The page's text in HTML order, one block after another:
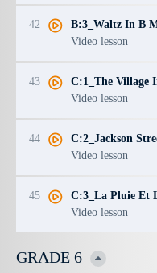
42
B:3_Waltz In B
Video lesson
43
C:1_The Village
Video lesson
44
C:2_Jackson
Video lesson
45
C:3_La Pluie Et
Video lesson
GRADE 6